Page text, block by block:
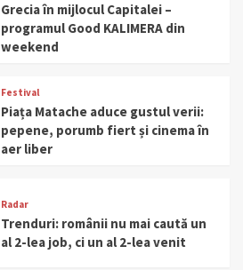
Grecia în mijlocul Capitalei –
programul Good KALIMERA din
weekend
Festival
Piața Matache aduce gustul verii:
pepene, porumb fiert și cinema în
aer liber
Radar
Trenduri: românii nu mai caută un
al 2-lea job, ci un al 2-lea venit